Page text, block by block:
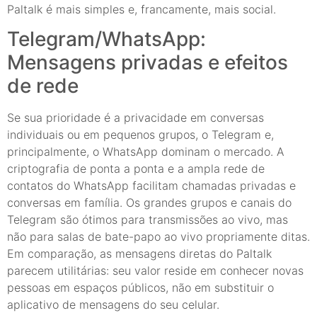
Paltalk é mais simples e, francamente, mais social.
Telegram/WhatsApp:
Mensagens privadas e efeitos
de rede
Se sua prioridade é a privacidade em conversas
individuais ou em pequenos grupos, o Telegram e,
principalmente, o WhatsApp dominam o mercado. A
criptografia de ponta a ponta e a ampla rede de
contatos do WhatsApp facilitam chamadas privadas e
conversas em família. Os grandes grupos e canais do
Telegram são ótimos para transmissões ao vivo, mas
não para salas de bate-papo ao vivo propriamente ditas.
Em comparação, as mensagens diretas do Paltalk
parecem utilitárias: seu valor reside em conhecer novas
pessoas em espaços públicos, não em substituir o
aplicativo de mensagens do seu celular.